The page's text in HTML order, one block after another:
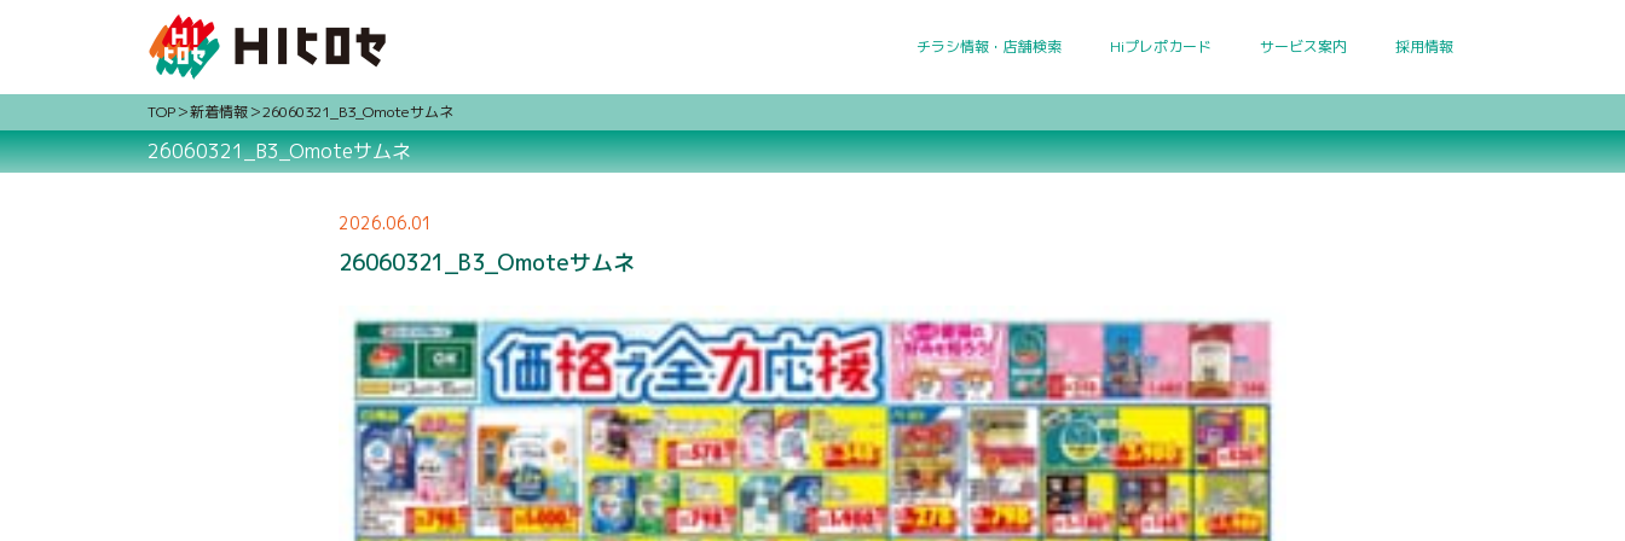
チラシ情報・店舗検索 Hiプレポカード サービス案内 採用情報
TOP 新着情報 26060321_B3_Omoteサムネ
26060321_B3_Omoteサムネ
2026.06.01
26060321_B3_Omoteサムネ